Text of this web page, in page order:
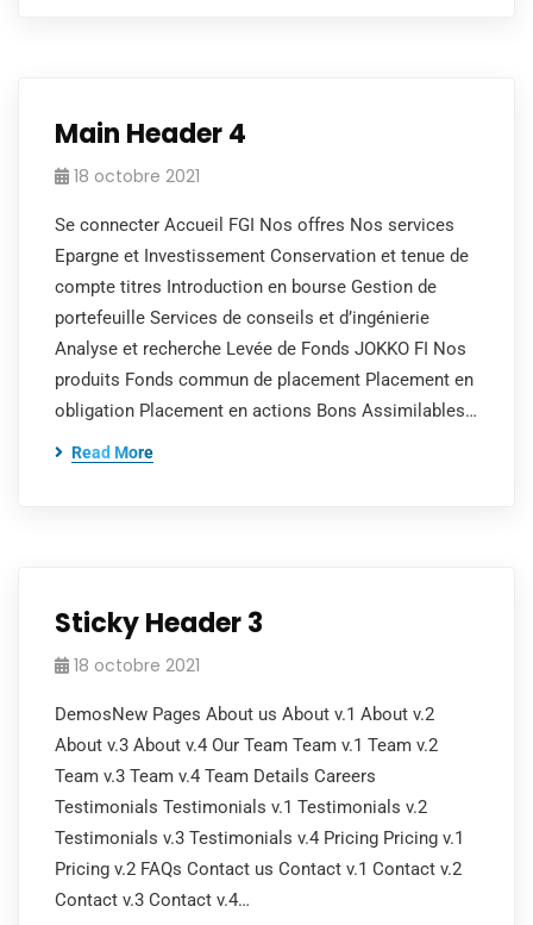
Main Header 4
18 octobre 2021
Se connecter Accueil FGI Nos offres Nos services
Epargne et Investissement Conservation et tenue de
compte titres Introduction en bourse Gestion de
portefeuille Services de conseils et d’ingénierie
Analyse et recherche Levée de Fonds JOKKO FI Nos
produits Fonds commun de placement Placement en
obligation Placement en actions Bons Assimilables…
Read More
Sticky Header 3
18 octobre 2021
DemosNew Pages About us About v.1 About v.2
About v.3 About v.4 Our Team Team v.1 Team v.2
Team v.3 Team v.4 Team Details Careers
Testimonials Testimonials v.1 Testimonials v.2
Testimonials v.3 Testimonials v.4 Pricing Pricing v.1
Pricing v.2 FAQs Contact us Contact v.1 Contact v.2
Contact v.3 Contact v.4…